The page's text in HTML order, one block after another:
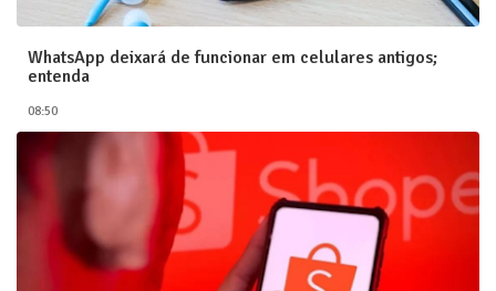
WhatsApp deixará de funcionar em celulares antigos;
entenda
08:50